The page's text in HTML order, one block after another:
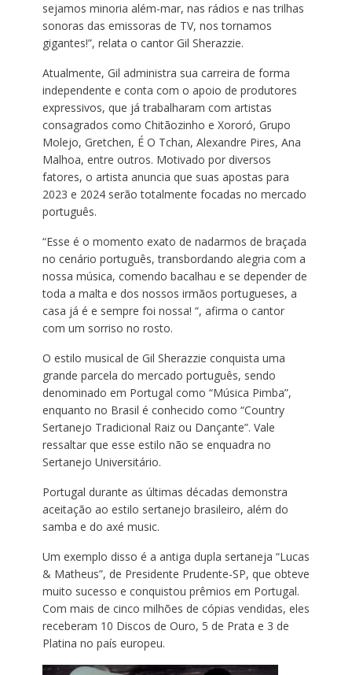
sejamos minoria além-mar, nas rádios e nas trilhas
sonoras das emissoras de TV, nos tornamos
gigantes!”, relata o cantor Gil Sherazzie.
Atualmente, Gil administra sua carreira de forma
independente e conta com o apoio de produtores
expressivos, que já trabalharam com artistas
consagrados como Chitãozinho e Xororó, Grupo
Molejo, Gretchen, É O Tchan, Alexandre Pires, Ana
Malhoa, entre outros. Motivado por diversos
fatores, o artista anuncia que suas apostas para
2023 e 2024 serão totalmente focadas no mercado
português.
“Esse é o momento exato de nadarmos de braçada
no cenário português, transbordando alegria com a
nossa música, comendo bacalhau e se depender de
toda a malta e dos nossos irmãos portugueses, a
casa já é e sempre foi nossa! “, afirma o cantor
com um sorriso no rosto.
O estilo musical de Gil Sherazzie conquista uma
grande parcela do mercado português, sendo
denominado em Portugal como “Música Pimba”,
enquanto no Brasil é conhecido como “Country
Sertanejo Tradicional Raiz ou Dançante”. Vale
ressaltar que esse estilo não se enquadra no
Sertanejo Universitário.
Portugal durante as últimas décadas demonstra
aceitação ao estilo sertanejo brasileiro, além do
samba e do axé music.
Um exemplo disso é a antiga dupla sertaneja “Lucas
& Matheus”, de Presidente Prudente-SP, que obteve
muito sucesso e conquistou prêmios em Portugal.
Com mais de cinco milhões de cópias vendidas, eles
receberam 10 Discos de Ouro, 5 de Prata e 3 de
Platina no país europeu.